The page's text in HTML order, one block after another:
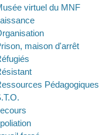
virtuel du MNF
maison d'arrêt
Pédagogiques